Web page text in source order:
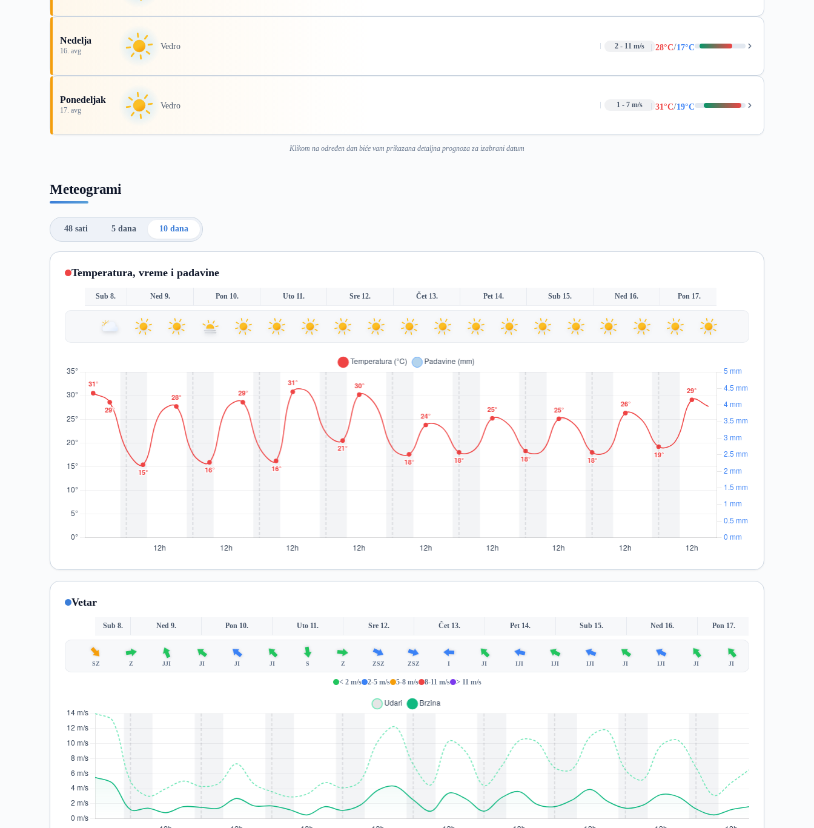
Nedelja
16. avg Vedro 2 - 11 m/s 28°C/17°C
Ponedeljak
17. avg Vedro 1 - 7 m/s 31°C/19°C
Klikom na određen dan biće vam prikazana detaljna prognoza za izabrani datum
Meteogrami
48 sati 5 dana 10 dana
Temperatura, vreme i padavine
Sub 8. Ned 9. Pon 10. Uto 11. Sre 12. Čet 13. Pet 14. Sub 15. Ned 16. Pon 17.
Vetar
Sub 8. Ned 9. Pon 10. Uto 11. Sre 12. Čet 13. Pet 14. Sub 15. Ned 16. Pon 17.
SZ Z JJI JI JI JI S Z ZSZ ZSZ I JI IJI IJI IJI JI IJI JI JI
< 2 m/s 2-5 m/s 5-8 m/s 8-11 m/s > 11 m/s